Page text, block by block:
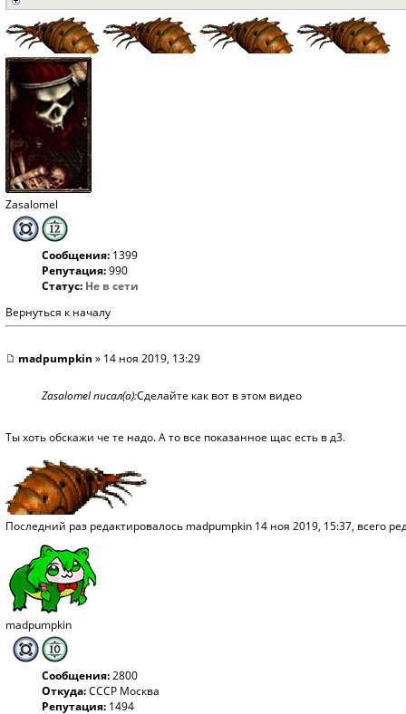
Zasalomel
Сообщения: 1399
Репутация:990
Статус: Не в сети
Вернуться к началу
madpumpkin » 14 ноя 2019, 13:29
Zasalomel писал(а):Сделайте как вот в этом видео
Ты хоть обскажи че те надо. А то все показанное щас есть в д3.
Последний раз редактировалось madpumpkin 14 ноя 2019, 15:37, всего
madpumpkin
Сообщения:2800
Откуда:СССР Москва
Репутация: 1494